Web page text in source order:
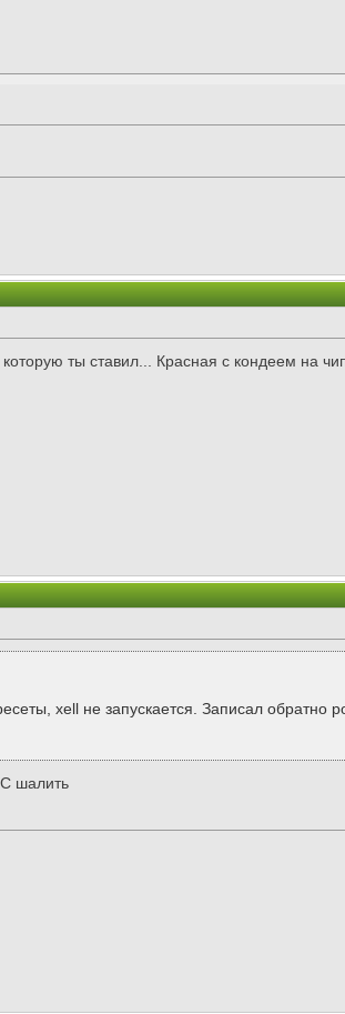
ты ставил... Красная с кондеем на
xell не запускается. Записал обратно
шалить